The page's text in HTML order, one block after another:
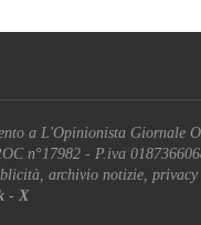
a L'Opinionista Giornale
n°17982 - P.iva
archivio notizie, privacy
- X